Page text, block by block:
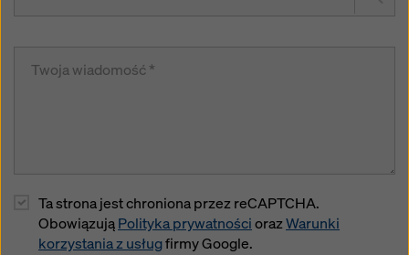
Ta strona jest chroniona przez reCAPTCHA.
ObowiązująPolityka prywatnościorazWarunki
korzystania z usługfirmy Google.